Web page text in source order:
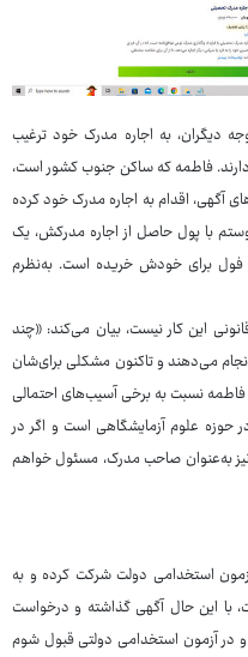
دیگران، به اجاره مدرک خود ترغیب
فاطمه که ساکن جنوب کشور است،
آگهی، اقدام به اجاره مدرک خود کرده
با پول حاصل از اجاره مدرکش، یک
فول برای خودش خریده است. به‌نظرم
این کار نیست، بیان می‌کند: «چند
می‌دهند و تاکنون مشکلی برای‌شان
نسبت به برخی آسیب‌های احتمالی
حوزه علوم آزمایشگاهی است و اگر در
به‌عنوان صاحب مدرک، مسئول خواهم
استخدامی دولت شرکت کرده و به
با این حال آگهی گذاشته و درخواست
و در آزمون استخدامی دولتی قبول شوم